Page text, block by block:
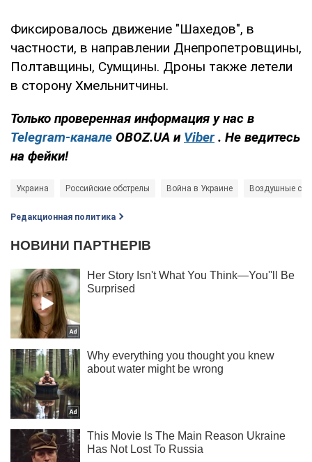
Фиксировалось движение "Шахедов", в
частности, в направлении Днепропетровщины,
Полтавщины, Сумщины. Дроны также летели
в сторону Хмельнитчины.
Только проверенная информация у нас в
Telegram-канале OBOZ.UA и Viber . Не ведитесь
на фейки!
Украина Российские обстрелы Война в Украине Воздушные
Редакционная политика